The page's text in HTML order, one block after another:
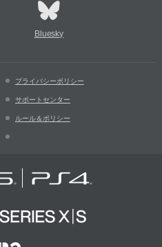
Bluesky
プライバシーポリシー
サポートセンター
ルール＆ポリシー